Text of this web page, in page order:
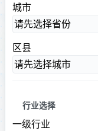
黑龙江
上海
浙江
安徽
山东
河南
城市
请先选择省份
区县
请先选择城市
行业选择
一级行业